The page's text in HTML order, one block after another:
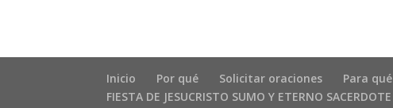
Inicio Por qué Solicitar oraciones Para qué
FIESTA DE JESUCRISTO SUMO Y ETERNO SACERDOTE